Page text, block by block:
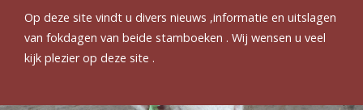
Op deze site vindt u divers nieuws ,informatie en uitslagen
van fokdagen van beide stamboeken . Wij wensen u veel
kijk plezier op deze site .